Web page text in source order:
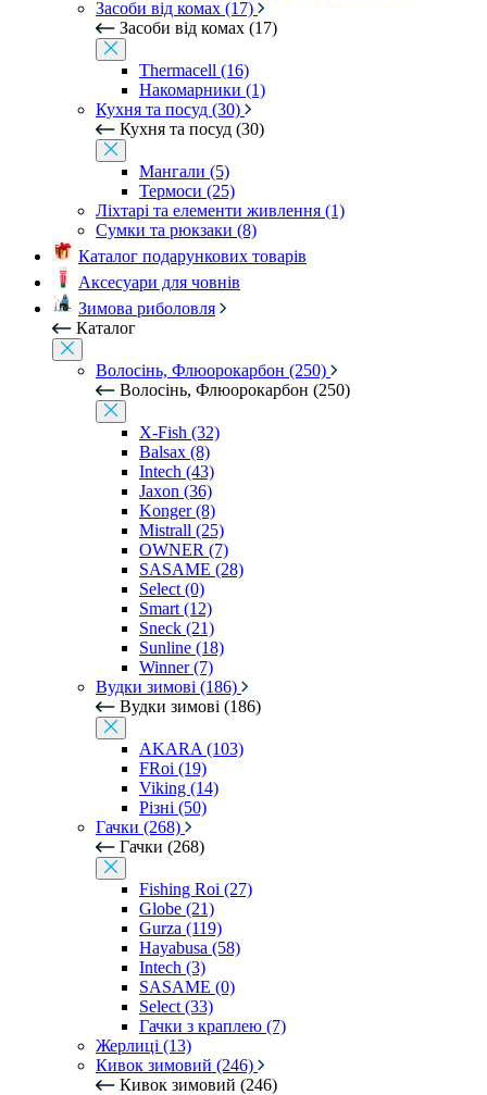
Засоби від комах (17)
Засоби від комах (17)
Thermacell (16)
Накомарники (1)
Кухня та посуд (30)
Кухня та посуд (30)
Мангали (5)
Термоси (25)
Ліхтарі та елементи живлення (1)
Сумки та рюкзаки (8)
Каталог подарункових товарів
Аксесуари для човнів
Зимова риболовля
Каталог
Волосінь, Флюорокарбон (250)
Волосінь, Флюорокарбон (250)
X-Fish (32)
Balsax (8)
Intech (43)
Jaxon (36)
Konger (8)
Mistrall (25)
OWNER (7)
SASAME (28)
Select (0)
Smart (12)
Sneck (21)
Sunline (18)
Winner (7)
Вудки зимові (186)
Вудки зимові (186)
AKARA (103)
FRoi (19)
Viking (14)
Різні (50)
Гачки (268)
Гачки (268)
Fishing Roi (27)
Globe (21)
Gurza (119)
Hayabusa (58)
Intech (3)
SASAME (0)
Select (33)
Гачки з краплею (7)
Жерлиці (13)
Кивок зимовий (246)
Кивок зимовий (246)